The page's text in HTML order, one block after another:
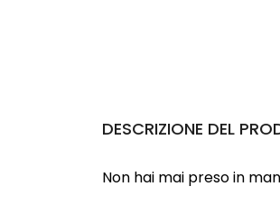
DESCRIZIONE DEL
Non hai mai preso in